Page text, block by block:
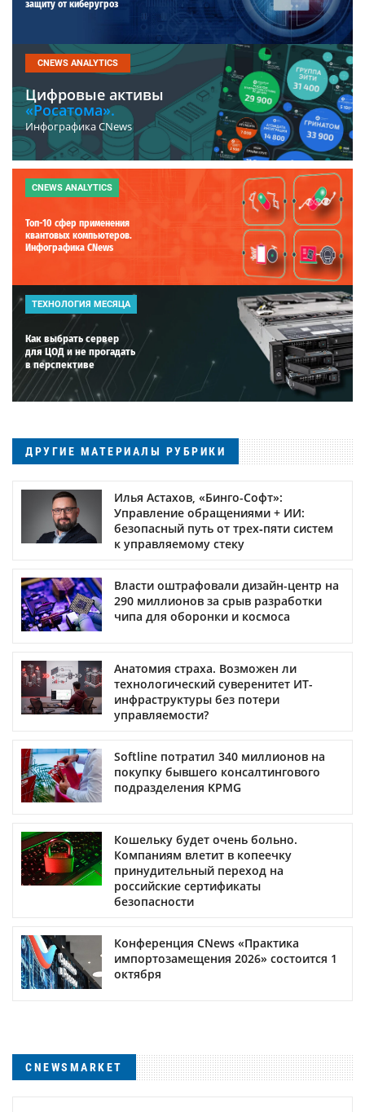
защиту от киберугроз
CNEWS ANALYTICS
Цифровые активы
«Росатома».
Инфографика CNews
CNEWS ANALYTICS
Топ-10 сфер применения
квантовых компьютеров.
Инфографика CNews
ТЕХНОЛОГИЯ МЕСЯЦА
Как выбрать сервер
для ЦОД и не прогадать
в перспективе
ДРУГИЕ МАТЕРИАЛЫ РУБРИКИ
Илья Астахов, «Бинго-Софт»:
Управление обращениями + ИИ:
безопасный путь от трех‑пяти систем
к управляемому стеку
Власти оштрафовали дизайн-центр на
290 миллионов за срыв разработки
чипа для оборонки и космоса
Анатомия страха. Возможен ли
технологический суверенитет ИТ-
инфраструктуры без потери
управляемости?
Softline потратил 340 миллионов на
покупку бывшего консалтингового
подразделения KPMG
Кошельку будет очень больно.
Компаниям влетит в копеечку
принудительный переход на
российские сертификаты
безопасности
Конференция CNews «Практика
импортозамещения 2026» состоится 1
октября
CNEWSMARKET